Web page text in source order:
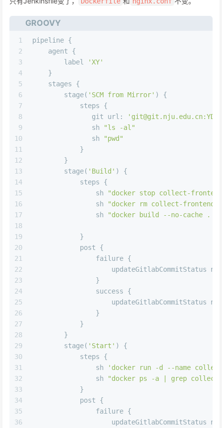
GROOVY
1
2
3
4
5
6
7
8
9
10
11
12
13
14
15
16
17
18
19
20
21
22
23
24
25
26
27
28
29
30
31
32
33
34
35
36
pipeline {
    agent {
        label
'XY'
    }
    stages {
        stage(
'SCM from Mirror' ) {
            steps {
               git
url:
               sh
"ls -al"
               sh
"pwd"
            }
        }
        stage(
'Build' ) {
            steps {
                sh
"docker stop collect-
                sh
"docker rm collect-frontend
                sh
"docker build --no-cache .
            }
            post {
                failure {
                    updateGitlabCommitStatus
                }
                success {
                    updateGitlabCommitStatus
                }
            }
        }
        stage(
'Start' ) {
            steps {
                sh
'docker run -d --name
                sh
"docker ps -a | grep
            }
            post {
                failure {
                    updateGitlabCommitStatus